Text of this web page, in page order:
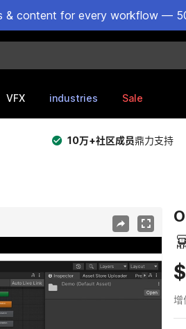
& content for every workflow —
VFX industries Sale
10万+社区成员鼎力支持
增